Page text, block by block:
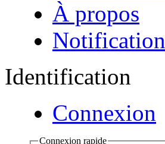
À propos
Notification
Identification
Connexion
Connexion rapide